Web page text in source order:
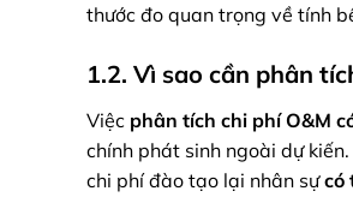
thước đo quan trọng về tính
1.2. Vì sao cần phân
Việc phân tích chi phí O&M
chính phát sinh ngoài dự
chi phí đào tạo lại nhân sựcó